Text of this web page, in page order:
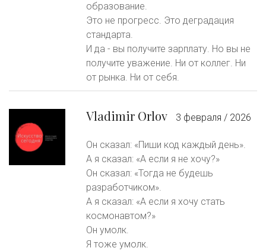
образование.
Это не прогресс. Это деградация
стандарта.
И да - вы получите зарплату. Но вы не
получите уважение. Ни от коллег. Ни
от рынка. Ни от себя.
Vladimir Orlov 3 февраля / 2026
Он сказал: «Пиши код каждый день».
А я сказал: «А если я не хочу?»
Он сказал: «Тогда не будешь
разработчиком».
А я сказал: «А если я хочу стать
космонавтом?»
Он умолк.
Я тоже умолк.